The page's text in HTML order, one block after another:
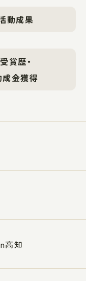
動成果
受賞歴・
成金獲得
高知